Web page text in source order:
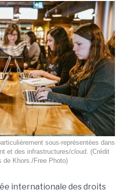
sous-représentées dans
et des infrastructures/cloud. (Crédit
de Khors./Free Photo)
internationale des droits